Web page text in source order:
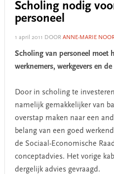
Scholing nodig
personeel
1 april 2011 DOOR ANNE-MARIE
Scholing van personeel moet
werknemers, werkgevers en
Door in scholing te
namelijk gemakkelijker van
overstap maken naar een
belang van een goed
de Sociaal-Economische
conceptadvies. Het vorige
dergelijk advies gevraagd.